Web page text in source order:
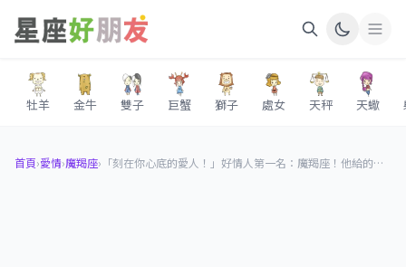
牡羊 金牛 雙子 巨蟹 獅子 處女 天秤 天蠍
首頁›愛情›魔羯座› 「刻在你心底的愛人！」好情人第一名：魔羯座！他給的愛真摯又深情，深入骨隨讓你念念不忘！